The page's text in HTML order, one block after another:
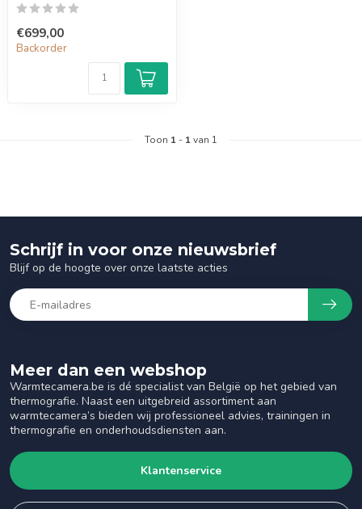
€699,00
Backorder
Toon 1 - 1van 1
Meer dan een webshop
Warmtecamera.be is dé specialist van België op het gebied van
thermografie. Naast een uitgebreid assortiment aan
warmtecamera’s bieden wij professioneel advies, trainingen in
thermografie en onderhoudsdiensten aan.
Klantenservice
Schrijf in voor onze nieuwsbrief
Blijf op de hoogte over onze laatste acties